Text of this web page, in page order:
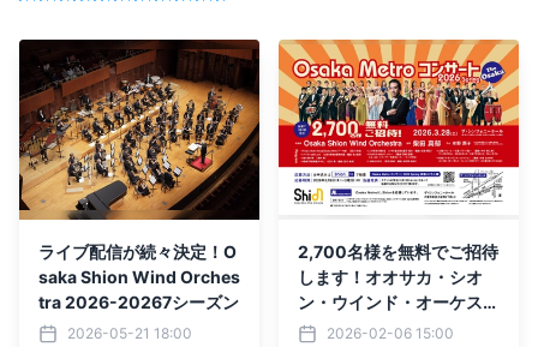
ライブ配信が続々決定！O
saka Shion Wind Orches
tra 2026-20267シーズン
2026-05-21 18:00
2,700名様を無料でご招待
します！オオサカ・シオ
ン・ウインド・オーケスト
ラ 「Osaka Metroコンサ
2026-02-06 15:00